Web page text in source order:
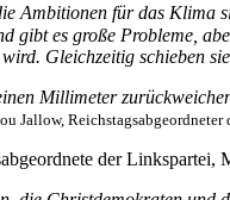
Ambitionen für das
gibt es große Probleme,
Gleichzeitig schieben
Millimeter
Jallow, Reichstagsabgeordneter
der